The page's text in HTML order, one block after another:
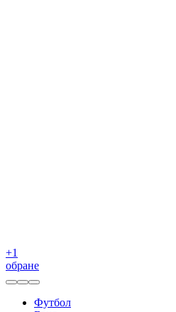
+1
обране
Футбол